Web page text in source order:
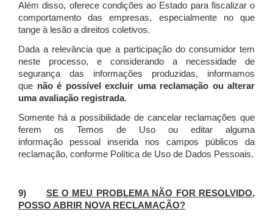
Além disso, oferece condições ao Estado para fiscalizar o
comportamento das empresas, especialmente no que
tange à lesão a direitos coletivos.
Dada a relevância que a participação do consumidor tem
neste processo, e considerando a necessidade de
segurança das informações produzidas, informamos
que não é possível excluir uma reclamação ou alterar
uma avaliação registrada.
Somente há a possibilidade de cancelar reclamações que
ferem os Temos de Uso ou editar alguma
informação pessoal inserida nos campos públicos da
reclamação, conforme Política de Uso de Dados Pessoais.
9) SE O MEU PROBLEMA NÃO FOR RESOLVIDO,
POSSO ABRIR NOVA RECLAMAÇÃO?